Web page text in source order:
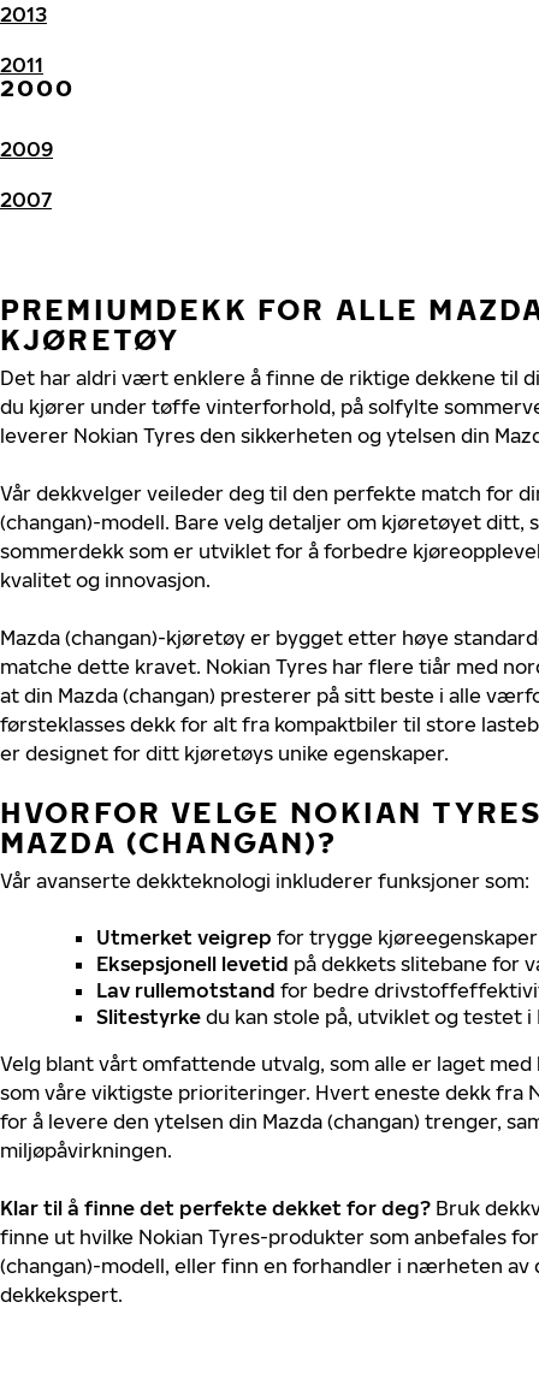
2013
2011
2000
2009
2007
PREMIUMDEKK FOR ALLE
KJØRETØY
Det har aldri vært enklere å finne de riktige dekkene til
du kjører under tøffe vinterforhold, på solfylte
leverer Nokian Tyres den sikkerheten og ytelsen din
Vår dekkvelger veileder deg til den perfekte match for
(changan)-modell. Bare velg detaljer om kjøretøyet ditt,
sommerdekk som er utviklet for å forbedre
kvalitet og innovasjon.
Mazda (changan)-kjøretøy er bygget etter høye
matche dette kravet. Nokian Tyres har flere tiår med
at din Mazda (changan) presterer på sitt beste i alle
førsteklasses dekk for alt fra kompaktbiler til store
er designet for ditt kjøretøys unike egenskaper.
HVORFOR VELGE NOKIAN
MAZDA (CHANGAN)?
Vår avanserte dekkteknologi inkluderer funksjoner som:
Utmerket veigrep for trygge
Eksepsjonell levetid på dekkets slitebane for
Lav rullemotstand for bedre
Slitestyrke du kan stole på, utviklet og testet i
Velg blant vårt omfattende utvalg, som alle er laget
som våre viktigste prioriteringer. Hvert eneste dekk fra
for å levere den ytelsen din Mazda (changan) trenger,
miljøpåvirkningen.
Klar til å finne det perfekte dekket for deg? Bruk
finne ut hvilke Nokian Tyres-produkter som anbefales
(changan)-modell, eller finn en forhandler i nærheten av
dekkekspert.